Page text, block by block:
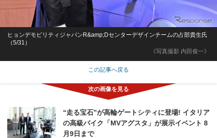
《写真撮影 内田俊一》
ヒョンデモビリティジャパンR&amp;Dセンターデザインチームの占部貴生氏
（5/31）
この記事へ戻る
“走る宝石”が高輪ゲートシティに登場! イタリア
の高級バイク「MVアグスタ」が展示イベント 8
月9日まで